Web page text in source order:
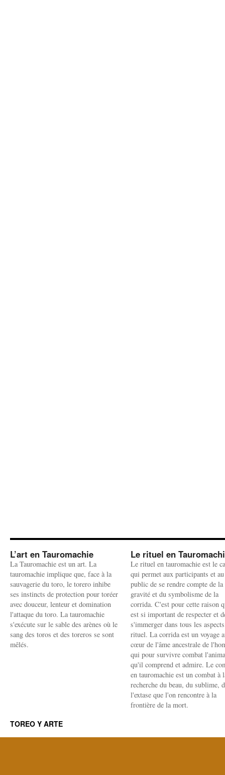
L’art en Tauromachie
La Tauromachie est un art. La
tauromachie implique que, face à la
sauvagerie du toro, le torero inhibe
ses instincts de protection pour toréer
avec douceur, lenteur et domination
l'attaque du toro. La tauromachie
s'exécute sur le sable des arènes où le
sang des toros et des toreros se sont
mêlés.
Le rituel en
Le rituel en tauromachie est le
qui permet aux participants et au
public de se rendre compte de la
gravité et du symbolisme de la
corrida. C'est pour cette raison
est si important de respecter et
s'immerger dans tous les
rituel. La corrida est un voyage
cœur de l'âme ancestrale de
qui pour survivre combat
qu'il comprend et admire. Le
en tauromachie est un combat à
recherche du beau, du sublime,
l'extase que l'on rencontre à la
frontière de la mort.
TOREO Y ARTE